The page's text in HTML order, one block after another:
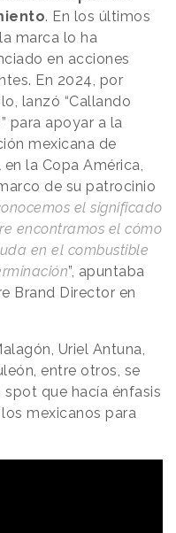
. En los últimos
marca lo ha
en acciones
En 2024, por
lanzó “Callando
para apoyar a la
mexicana de
la Copa América,
de su patrocinio
el significado
encontramos el cómo
en el combustible
”, apuntaba
Brand Director en
Uriel Antuna,
entre otros, se
spot que hacía énfasis
mexicanos para